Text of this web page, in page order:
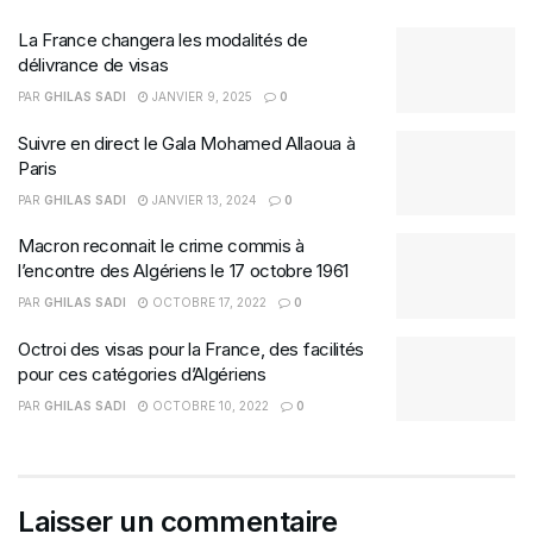
La France changera les modalités de
délivrance de visas
PAR GHILAS SADI JANVIER 9, 2025 0
Suivre en direct le Gala Mohamed Allaoua à
Paris
PAR GHILAS SADI JANVIER 13, 2024 0
Macron reconnait le crime commis à
l’encontre des Algériens le 17 octobre 1961
PAR GHILAS SADI OCTOBRE 17, 2022 0
Octroi des visas pour la France, des facilités
pour ces catégories d’Algériens
PAR GHILAS SADI OCTOBRE 10, 2022 0
Laisser un commentaire